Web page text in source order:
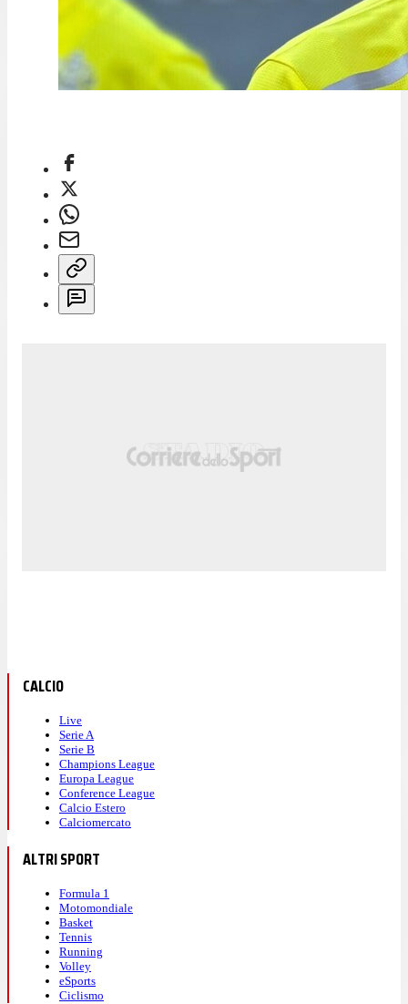
CALCIO
Live
Serie A
Serie B
Champions League
Europa League
Conference League
Calcio Estero
Calciomercato
ALTRI SPORT
Formula 1
Motomondiale
Basket
Tennis
Running
Volley
eSports
Ciclismo